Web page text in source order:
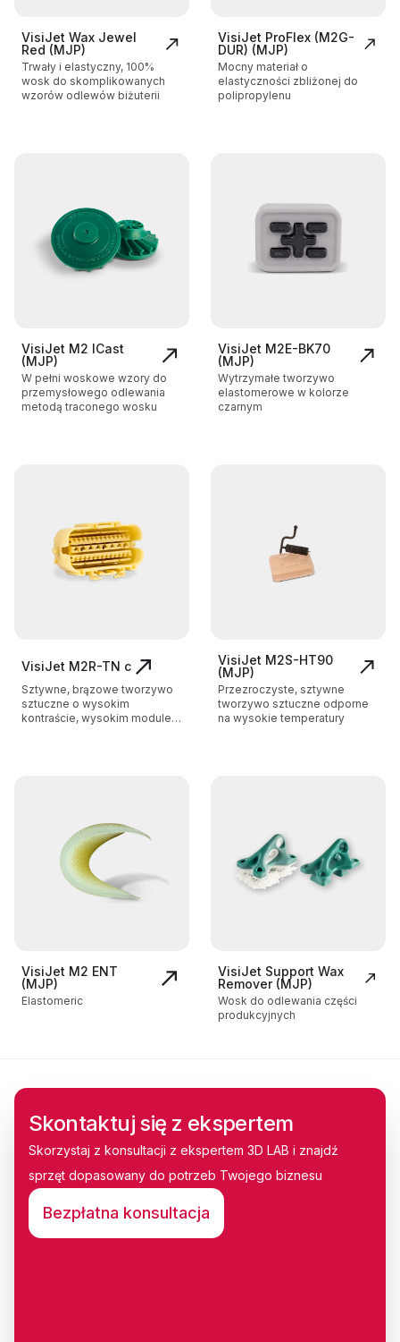
VisiJet Wax Jewel
Red (MJP)
Trwały i elastyczny, 100%
wosk do skomplikowanych
wzorów odlewów biżuterii
VisiJet ProFlex (M2G-
DUR) (MJP)
Mocny materiał o
elastyczności zbliżonej do
polipropylenu
VisiJet M2 ICast
(MJP)
W pełni woskowe wzory do
przemysłowego odlewania
metodą traconego wosku
VisiJet M2E-BK70
(MJP)
Wytrzymałe tworzywo
elastomerowe w kolorze
czarnym
VisiJet M2R-TN c
Sztywne, brązowe tworzywo
sztuczne o wysokim
kontraście, wysokim module
VisiJet M2S-HT90
(MJP)
Przezroczyste, sztywne
tworzywo sztuczne odporne
na wysokie temperatury
VisiJet M2 ENT
(MJP)
Elastomeric
VisiJet Support Wax
Remover (MJP)
Wosk do odlewania części
produkcyjnych
Skontaktuj się z ekspertem
Skorzystaj z konsultacji z ekspertem 3D LAB i znajdź
sprzęt dopasowany do potrzeb Twojego biznesu
Bezpłatna konsultacja